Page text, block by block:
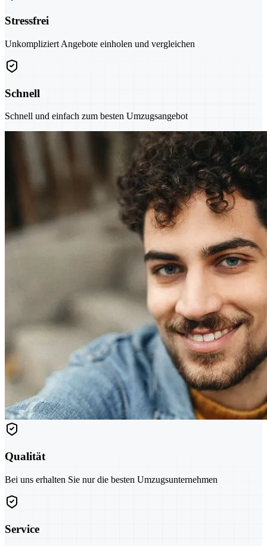
Stressfrei
Unkompliziert Angebote einholen und vergleichen
Schnell
Schnell und einfach zum besten Umzugsangebot
Qualität
Bei uns erhalten Sie nur die besten Umzugsunternehmen
Service